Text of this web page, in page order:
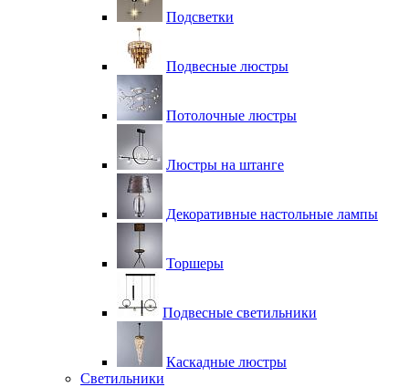
Подсветки
Подвесные люстры
Потолочные люстры
Люстры на штанге
Декоративные настольные лампы
Торшеры
Подвесные светильники
Каскадные люстры
Светильники